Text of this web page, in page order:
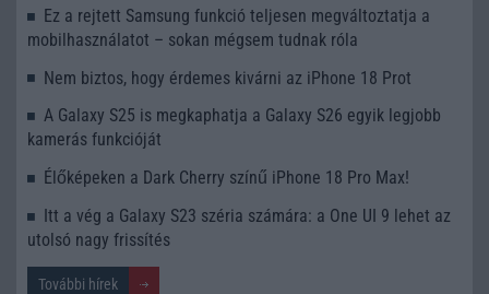
Ez a rejtett Samsung funkció teljesen megváltoztatja a
mobilhasználatot – sokan mégsem tudnak róla
Nem biztos, hogy érdemes kivárni az iPhone 18 Prot
A Galaxy S25 is megkaphatja a Galaxy S26 egyik legjobb
kamerás funkcióját
Élőképeken a Dark Cherry színű iPhone 18 Pro Max!
Itt a vég a Galaxy S23 széria számára: a One UI 9 lehet az
utolsó nagy frissítés
További hírek